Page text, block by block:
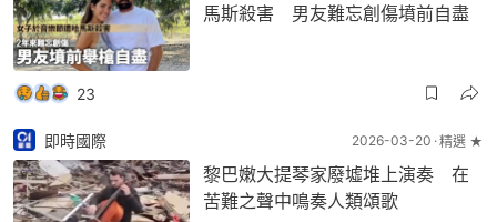
馬斯殺害 男友難忘創傷墳前自盡
23
即時國際 2026-03-20 精選 ★
黎巴嫩大提琴家廢墟堆上演奏 在
苦難之聲中鳴奏人類頌歌